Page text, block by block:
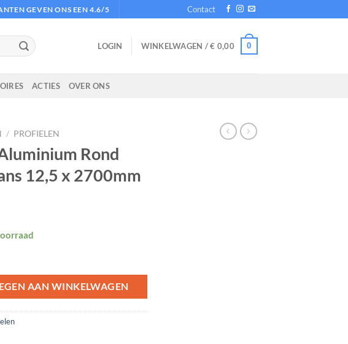
GEVEN ONS EEN 4.6/5 Contact
LOGIN WINKELWAGEN /€ 0,00 0
ACTIES OVER ONS
/ PROFIELEN
Rond
12,5 x 2700mm
AAN WINKELWAGEN